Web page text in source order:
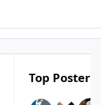
Top Posters